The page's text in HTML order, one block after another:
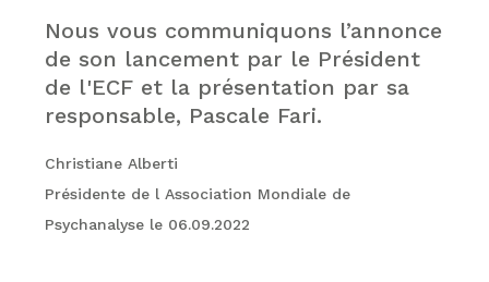
Nous vous communiquons l’annonce
de son lancement par le Président
de l'ECF et la présentation par sa
responsable, Pascale Fari.
Christiane Alberti
Présidente de l Association Mondiale de
Psychanalyse le 06.09.2022